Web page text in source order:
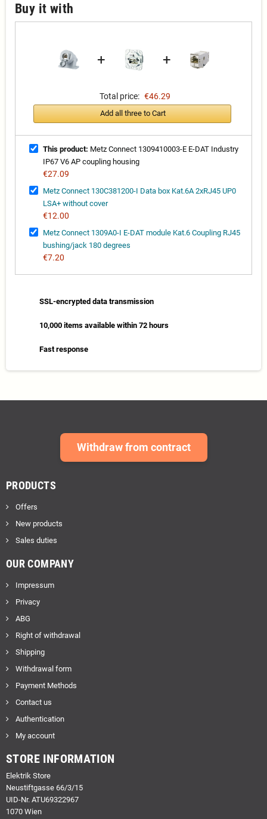
Buy it with
+ +
Total price: €46.29
Add all three to Cart
This product: Metz Connect 1309410003-E E-DAT Industry
IP67 V6 AP coupling housing
€27.09
Metz Connect 130C381200-I Data box Kat.6A 2xRJ45 UP0
LSA+ without cover
€12.00
Metz Connect 1309A0-I E-DAT module Kat.6 Coupling RJ45
bushing/jack 180 degrees
€7.20
SSL-encrypted data transmission
10,000 items available within 72 hours
Fast response
Withdraw from contract
PRODUCTS
Offers
New products
Sales duties
OUR COMPANY
Impressum
Privacy
ABG
Right of withdrawal
Shipping
Withdrawal form
Payment Methods
Contact us
Authentication
My account
STORE INFORMATION
Elektrik Store
Neustiftgasse 66/3/15
UID-Nr. ATU69322967
1070 Wien